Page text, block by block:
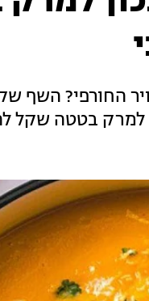
החורפי? השף
בטטה שקל